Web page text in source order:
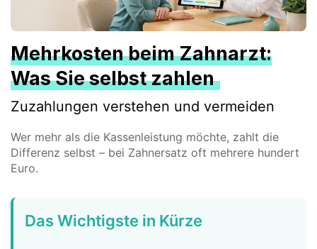
Mehrkosten beim Zahnarzt:
Was Sie selbst zahlen
Zuzahlungen verstehen und vermeiden
Wer mehr als die Kassenleistung möchte, zahlt die
Differenz selbst – bei Zahnersatz oft mehrere hundert
Euro.
Das Wichtigste in Kürze